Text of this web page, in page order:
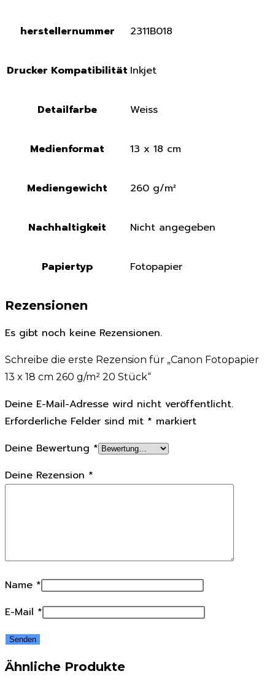
herstellernummer 2311B018
Drucker Kompatibilität Inkjet
Detailfarbe Weiss
Medienformat 13 x 18 cm
Mediengewicht 260 g/m²
Nachhaltigkeit Nicht angegeben
Papiertyp Fotopapier
Rezensionen
Es gibt noch keine Rezensionen.
Schreibe die erste Rezension für „Canon Fotopapier
13 x 18 cm 260 g/m² 20 Stück“
Deine E-Mail-Adresse wird nicht veröffentlicht.
Erforderliche Felder sind mit * markiert
Deine Bewertung *
Deine Rezension *
Name *
E-Mail *
Ähnliche Produkte